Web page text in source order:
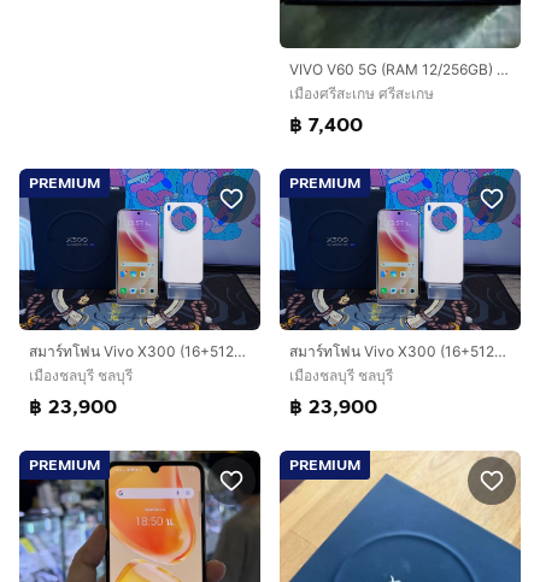
VIVO V60 5G (RAM 12/256GB) สี Mist Gray สภาพนางฟ้า อุปกรณ์ครบพร้อมกล่อง แถมหูฟังบลูทูธ
เมืองศรีสะเกษ ศรีสะเกษ
฿ 7,400
PREMIUM
สมาร์ทโฟน Vivo X300 (16+512GB) Halo Pink 5G อุปกรณ์แท้ครบกล่อง มีประกันศูนย์ ขายเพียง 23,900.- เท่านั้น
เมืองชลบุรี ชลบุรี
฿ 23,900
PREMIUM
สมาร์ทโฟน Vivo X300 (16+512GB) Halo Pink 5G อุปกรณ์แท้ครบกล่อง มีประกันศูนย์ ขายเพียง 23,900.- เท่านั้น
เมืองชลบุรี ชลบุรี
฿ 23,900
PREMIUM PREMIUM